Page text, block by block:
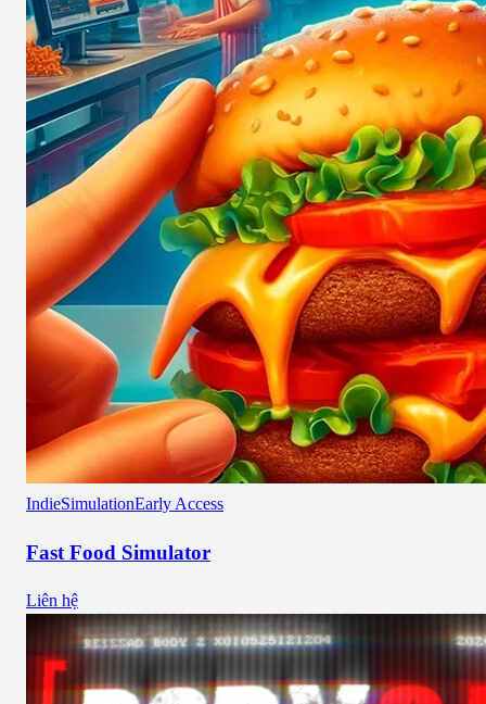
IndieSimulationEarly Access
Fast Food Simulator
Liên hệ